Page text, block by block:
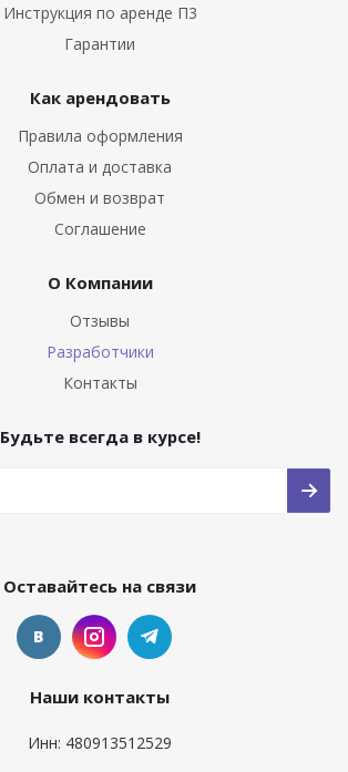
Инструкция по аренде П3
Гарантии
Как арендовать
Правила оформления
Оплата и доставка
Обмен и возврат
Соглашение
О Компании
Отзывы
Разработчики
Контакты
Будьте всегда в курсе!
Оставайтесь на связи
Наши контакты
Инн: 480913512529